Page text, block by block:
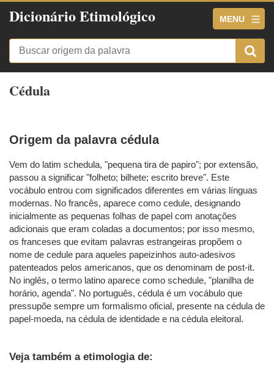
Dicionário Etimológico MENU
Cédula
Origem da palavra cédula
Vem do latim schedula, "pequena tira de papiro"; por extensão,
passou a significar "folheto; bilhete; escrito breve". Este
vocábulo entrou com significados diferentes em várias línguas
modernas. No francês, aparece como cedule, designando
inicialmente as pequenas folhas de papel com anotações
adicionais que eram coladas a documentos; por isso mesmo,
os franceses que evitam palavras estrangeiras propõem o
nome de cedule para aqueles papeizinhos auto-adesivos
patenteados pelos americanos, que os denominam de post-it.
No inglês, o termo latino aparece como schedule, "planilha de
horário, agenda". No português, cédula é um vocábulo que
pressupõe sempre um formalismo oficial, presente na cédula de
papel-moeda, na cédula de identidade e na cédula eleitoral.
Veja também a etimologia de: